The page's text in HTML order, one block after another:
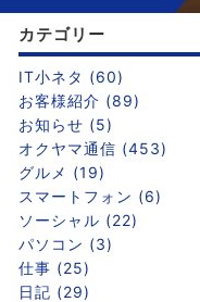
カテゴリー
IT小ネタ (60)
お客様紹介 (89)
お知らせ (5)
オクヤマ通信 (453)
グルメ (19)
スマートフォン (6)
ソーシャル (22)
パソコン (3)
仕事 (25)
日記 (29)